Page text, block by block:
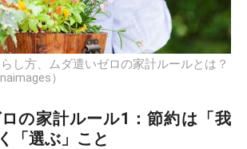
し方、ムダ遣いゼロの家計ルールとは？
）
の家計ルール1：節約は「我
「選ぶ」こと